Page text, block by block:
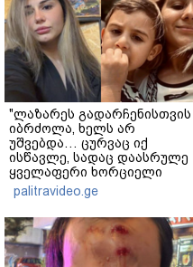
"ლაზარეს გადარჩენისთვის
იბრძოლა, ხელს არ
უშვებდა… ცურვაც იქ
ისწავლე, სადაც დაასრულე
ყველაფერი ხორციელი
ცხოვრებიდან" – რას წერს
ხობში დაღუპული დედა-
შვილის ახლობელი?
palitravideo.ge